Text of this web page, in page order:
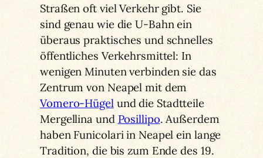
Straßen oft viel Verkehr gibt. Sie
sind genau wie die U-Bahn ein
überaus praktisches und schnelles
öffentliches Verkehrsmittel: In
wenigen Minuten verbinden sie das
Zentrum von Neapel mit dem
Vomero-Hügelund die Stadtteile
Mergellina und Posillipo. Außerdem
haben Funicolari in Neapel ein lange
Tradition, die bis zum Ende des 19.